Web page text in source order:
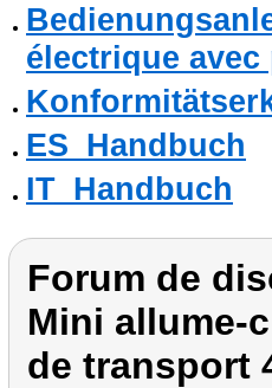
électrique avec
ES_Handbuch
IT_Handbuch
Forum de
Mini allume-
de transport